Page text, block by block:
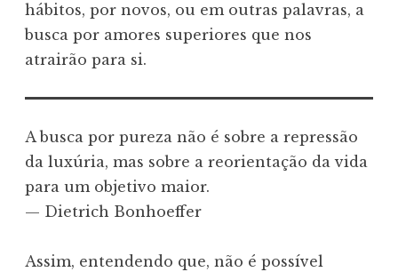
hábitos, por novos, ou em outras palavras, a
busca por amores superiores que nos
atrairão para si.
A busca por pureza não é sobre a repressão
da luxúria, mas sobre a reorientação da vida
para um objetivo maior.
— Dietrich Bonhoeffer
Assim, entendendo que, não é possível